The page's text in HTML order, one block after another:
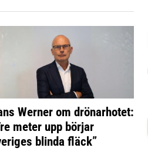
Werner om drönarhotet:
meter upp börjar
blinda fläck”